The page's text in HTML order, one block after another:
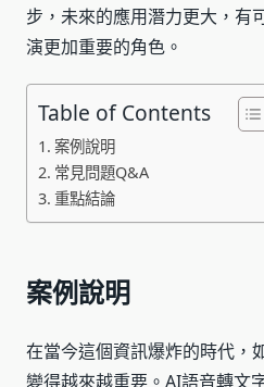
步，未來的應用潛力更大，有
演更加重要的角色。
Table of Contents
案例說明
常見問題Q&A
重點結論
案例說明
在當今這個資訊爆炸的時代，
變得越來越重要。AI語音轉文